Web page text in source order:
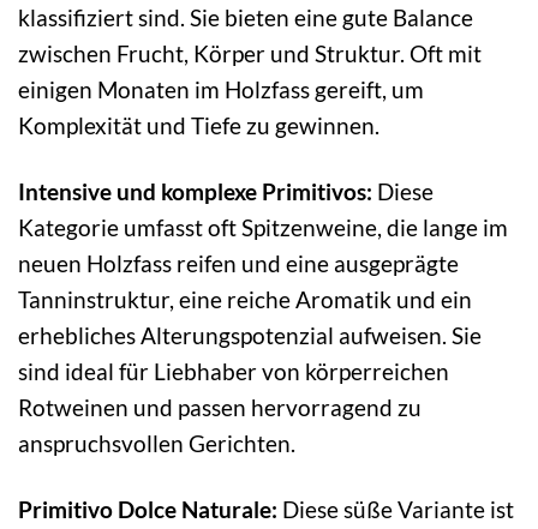
klassifiziert sind. Sie bieten eine gute Balance
zwischen Frucht, Körper und Struktur. Oft mit
einigen Monaten im Holzfass gereift, um
Komplexität und Tiefe zu gewinnen.
Intensive und komplexe Primitivos: Diese
Kategorie umfasst oft Spitzenweine, die lange im
neuen Holzfass reifen und eine ausgeprägte
Tanninstruktur, eine reiche Aromatik und ein
erhebliches Alterungspotenzial aufweisen. Sie
sind ideal für Liebhaber von körperreichen
Rotweinen und passen hervorragend zu
anspruchsvollen Gerichten.
Primitivo Dolce Naturale: Diese süße Variante ist